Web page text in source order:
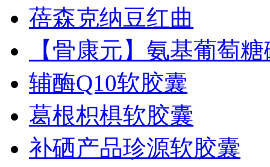
蓓森克纳豆红曲
【骨康元】氨基葡萄
辅酶Q10软胶囊
葛根枳椇软胶囊
补硒产品珍源软胶囊